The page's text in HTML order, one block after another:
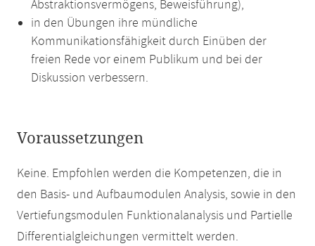
Abstraktionsvermögens, Beweisführung),
in den Übungen ihre mündliche
Kommunikationsfähigkeit durch Einüben der
freien Rede vor einem Publikum und bei der
Diskussion verbessern.
Voraussetzungen
Keine. Empfohlen werden die Kompetenzen, die in
den Basis- und Aufbaumodulen Analysis, sowie in den
Vertiefungsmodulen Funktionalanalysis und Partielle
Differentialgleichungen vermittelt werden.